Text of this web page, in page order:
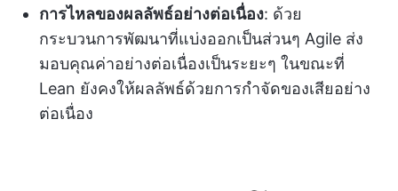
การไหลของผลลัพธ์อย่างต่อเนื่อง: ด้วย
กระบวนการพัฒนาที่แบ่งออกเป็นส่วนๆ Agile ส่ง
มอบคุณค่าอย่างต่อเนื่องเป็นระยะๆ ในขณะที่
Lean ยังคงให้ผลลัพธ์ด้วยการกำจัดของเสียอย่าง
ต่อเนื่อง